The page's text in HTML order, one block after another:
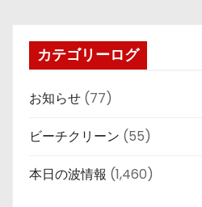
カテゴリーログ
お知らせ (77)
ビーチクリーン (55)
本日の波情報 (1,460)